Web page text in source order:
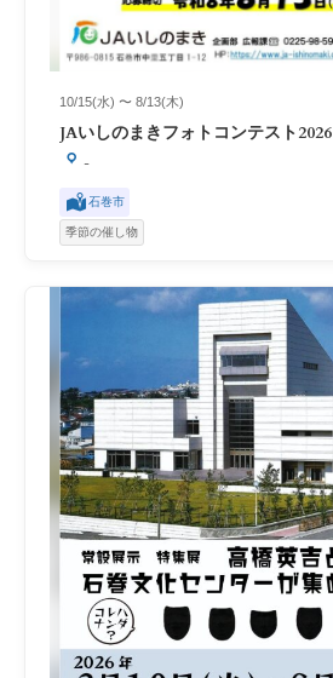
10/15(水) 〜 8/13(木)
JAいしのまきフォトコンテスト2026
-
石巻市
季節の催し物